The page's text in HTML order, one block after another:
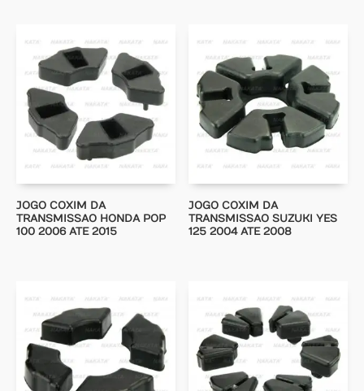
JOGO COXIM DA
TRANSMISSAO HONDA POP
100 2006 ATE 2015
JOGO COXIM DA
TRANSMISSAO SUZUKI YES
125 2004 ATE 2008